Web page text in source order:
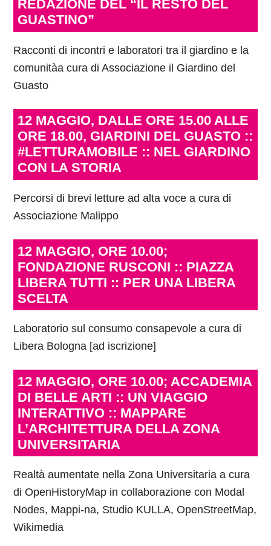
REDAZIONE DEL “IL RESTO DEL
GUASTINO”
Racconti di incontri e laboratori tra il giardino e la
comunitàa cura di Associazione il Giardino del
Guasto
12 MAGGIO, DALLE ORE 15.00 ALLE
ORE 18.00, GIARDINI DEL GUASTO ::
#LETTURAMOBILE :: NEL GIARDINO
CON LA STORIA
Percorsi di brevi letture ad alta voce a cura di
Associazione Malippo
12 MAGGIO, ORE 10.00;
FONDAZIONE RUSCONI :: PIAZZA
LIBERA TUTTI :: PER UNA LIBERA
SCELTA
Laboratorio sul consumo consapevole a cura di
Libera Bologna [ad iscrizione]
12 MAGGIO, ORE 10.00; ACCADEMIA
DI BELLE ARTI :: UN VIAGGIO
INTERATTIVO :: MAPPARE
L’ARCHITETTURA DELLA ZONA
UNIVERSITARIA
Realtà aumentate nella Zona Universitaria a cura
di OpenHistoryMap in collaborazione con Modal
Nodes, Mappi-na, Studio KULLA, OpenStreetMap,
Wikimedia